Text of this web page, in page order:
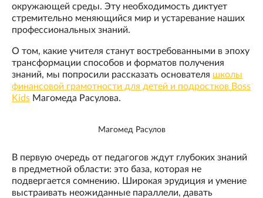
окружающей среды. Эту необходимость диктует
стремительно меняющийся мир и устаревание наших
профессиональных знаний.
О том, какие учителя станут востребованными в эпоху
трансформации способов и форматов получения
знаний, мы попросили рассказать основателя школы
финансовой грамотности для детей и подростков Boss
Kids Магомеда Расулова.
Магомед Расулов
В первую очередь от педагогов ждут глубоких знаний
в предметной области: это база, которая не
подвергается сомнению. Широкая эрудиция и умение
выстраивать неожиданные параллели, давать